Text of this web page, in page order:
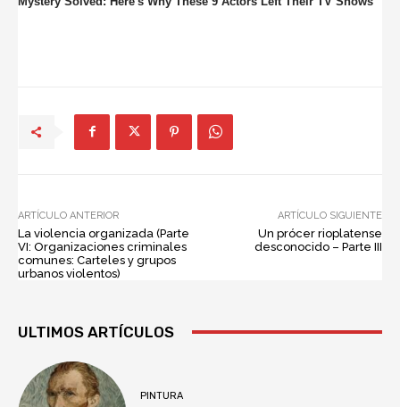
ARTÍCULO ANTERIOR
La violencia organizada (Parte
VI: Organizaciones criminales
comunes: Carteles y grupos
urbanos violentos)
ARTÍCULO SIGUIENTE
Un prócer rioplatense
desconocido – Parte III
ULTIMOS ARTÍCULOS
PINTURA